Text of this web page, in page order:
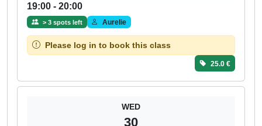
19:00 - 20:00
> 3 spots left Aurelie
Please log in to book this class
25.0 €
WED
30